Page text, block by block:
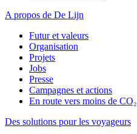
A propos de De Lijn
Futur et valeurs
Organisation
Projets
Jobs
Presse
Campagnes et actions
En route vers moins de CO₂
Des solutions pour les voyageurs